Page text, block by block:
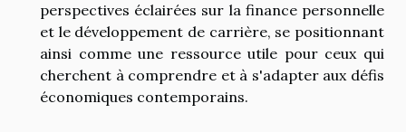
perspectives éclairées sur la finance personnelle
et le développement de carrière, se positionnant
ainsi comme une ressource utile pour ceux qui
cherchent à comprendre et à s'adapter aux défis
économiques contemporains.